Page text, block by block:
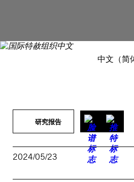
中文（简
研究报告
2024/05/23